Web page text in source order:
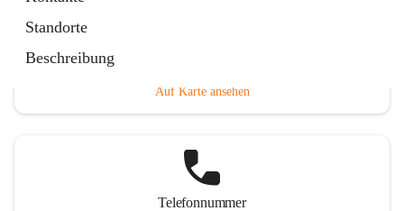
Standorte
Beschreibung
Auf Karte ansehen
Telefonnummer